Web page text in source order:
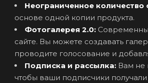
Неограниченное количество
основе одной копии продукта.
Фотогалерея 2.0:
сайте. Вы можете создавать
проводите голосование и
Подписка и рассылка: Вам не
чтобы ваши подписчики